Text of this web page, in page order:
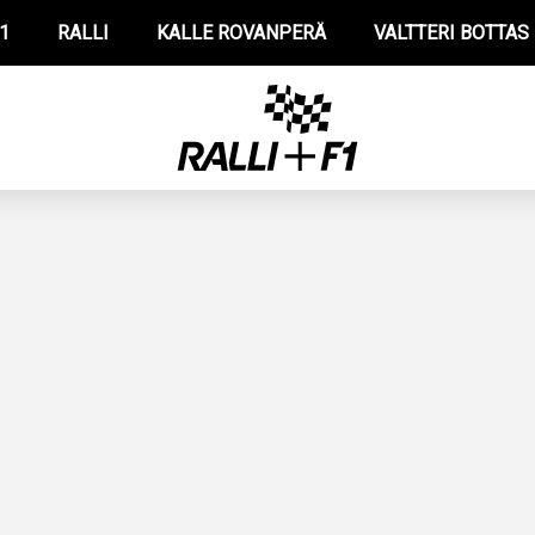
RALLI KALLE ROVANPERÄ VALTTERI BOTTAS